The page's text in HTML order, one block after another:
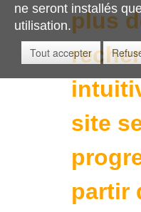
ne seront installés
utilisation.
Tout accepter
plus
site
partir